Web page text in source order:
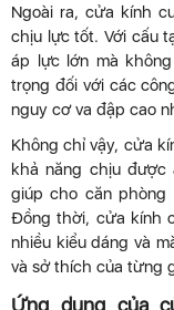
Ngoài ra, cửa kính
chịu lực tốt. Với cấu
áp lực lớn mà
trọng đối với các
nguy cơ va đập cao
Không chỉ vậy, cửa
khả năng chịu được
giúp cho căn phòng
Đồng thời, cửa kính
nhiều kiểu dáng và
và sở thích của từng
Ứng dụng của